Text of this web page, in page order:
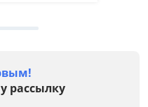
рассылку